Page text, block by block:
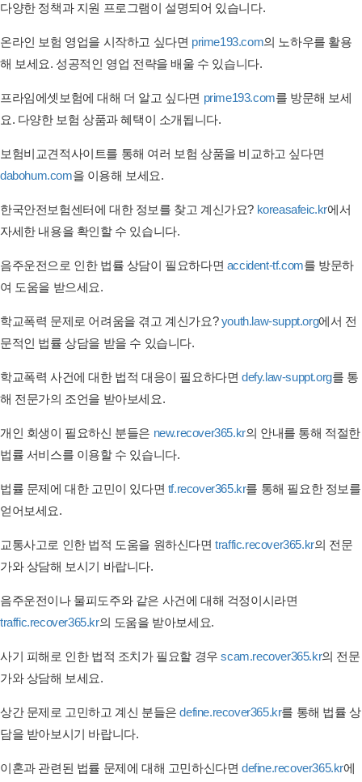
다양한 정책과 지원 프로그램이 설명되어 있습니다.
온라인 보험 영업을 시작하고 싶다면 prime193.com의 노하우를 활용
해 보세요. 성공적인 영업 전략을 배울 수 있습니다.
프라임에셋보험에 대해 더 알고 싶다면 prime193.com를 방문해 보세
요. 다양한 보험 상품과 혜택이 소개됩니다.
보험비교견적사이트를 통해 여러 보험 상품을 비교하고 싶다면
dabohum.com을 이용해 보세요.
한국안전보험센터에 대한 정보를 찾고 계신가요? koreasafeic.kr에서
자세한 내용을 확인할 수 있습니다.
음주운전으로 인한 법률 상담이 필요하다면 accident-tf.com를 방문하
여 도움을 받으세요.
학교폭력 문제로 어려움을 겪고 계신가요?youth.law-suppt.org에서 전
문적인 법률 상담을 받을 수 있습니다.
학교폭력 사건에 대한 법적 대응이 필요하다면defy.law-suppt.org를 통
해 전문가의 조언을 받아보세요.
개인 회생이 필요하신 분들은 new.recover365.kr의 안내를 통해 적절한
법률 서비스를 이용할 수 있습니다.
법률 문제에 대한 고민이 있다면 tf.recover365.kr를 통해 필요한 정보를
얻어보세요.
교통사고로 인한 법적 도움을 원하신다면traffic.recover365.kr의 전문
가와 상담해 보시기 바랍니다.
음주운전이나 물피도주와 같은 사건에 대해 걱정이시라면
traffic.recover365.kr의 도움을 받아보세요.
사기 피해로 인한 법적 조치가 필요할 경우scam.recover365.kr의 전문
가와 상담해 보세요.
상간 문제로 고민하고 계신 분들은define.recover365.kr를 통해 법률 상
담을 받아보시기 바랍니다.
이혼과 관련된 법률 문제에 대해 고민하신다면 define.recover365.kr에